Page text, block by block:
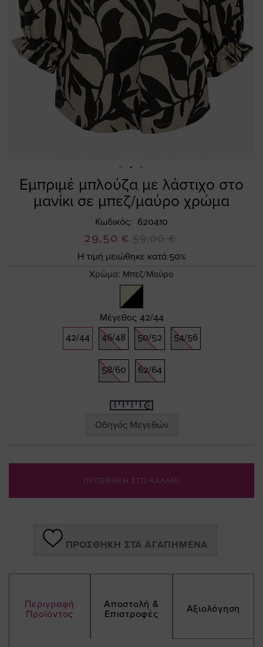
Εμπριμέ μπλούζα με λάστιχο στο
μανίκι σε μπεζ/μαύρο χρώμα
Κωδικός 620410
Ειδική
Τιμή
29,50 € 59,00 €
Η τιμή μειώθηκε κατά 50%
Χρώμα: Μπεζ/Μαύρο
Μέγεθος 42/44
42/44
46/48 50/52 54/56
58/60 62/64
Οδηγός Μεγεθών
ΠΡΟΣΘΗΚΗ ΣΤΟ ΚΑΛΑΘΙ
ΠΡΟΣΘΉΚΗ ΣΤΑ ΑΓΑΠΗΜΈΝΑ
Περιγραφή
Προϊόντος
Αποστολή &
Επιστροφές
Αξιολόγηση
Skip